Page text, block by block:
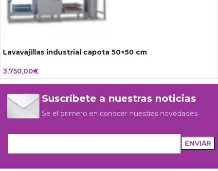
Lavavajillas industrial capota 50×50 cm
3.750,00€
Suscríbete a nuestras noticias
Se el primero en conocer nuestras novedades